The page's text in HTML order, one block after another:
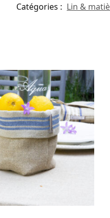
Catégories : Lin &